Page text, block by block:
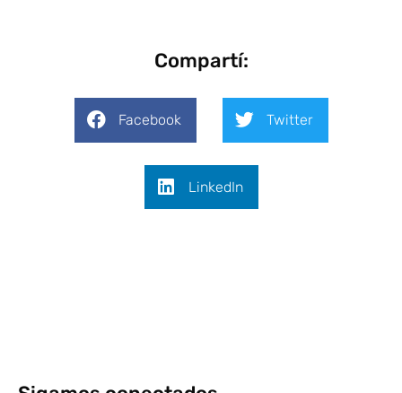
Compartí:
Facebook Twitter
LinkedIn